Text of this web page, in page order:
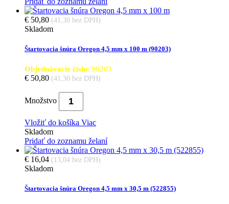
€ 50,80 (41,30 bez DPH)
Skladom
Štartovacia šnúra Oregon 4,5 mm x 100 m (90203)
Objednávacie číslo: 90203
€ 50,80 (41,30 bez DPH)
Množstvo
Vložiť do košíka Viac
Skladom
Pridať do zoznamu želaní
€ 16,04 (13,04 bez DPH)
Skladom
Štartovacia šnúra Oregon 4,5 mm x 30,5 m (522855)